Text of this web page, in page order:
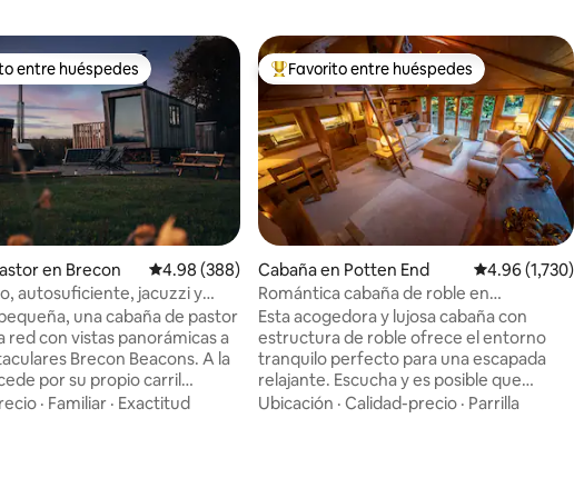
huéspedes preferido
entre huéspedes
en Brecon Calificación promedio: 4.98 de 5, 388 reseñas
4.98 (388)
autosuficiente, jacuzzi y
balizas
una cabaña de pastor
red con vistas panorámicas a
Brecon Beacons. A la
por su propio carril
en un prado privado,
· Familiar · Exactitud
Favorito entre huéspedes preferido
Favorito entre huéspedes
Cabaña en Potten End Calificación
4.96 (1,730)
Romántica cabaña de roble en
Berkhamsted
Esta acogedora y lujosa cabaña con
estructura de roble ofrece el entorno
tranquilo perfecto para una escapada
relajante. Escucha y es posible que
escuches a los búhos por la noche.
Ubicación · Calidad-precio · Parrilla